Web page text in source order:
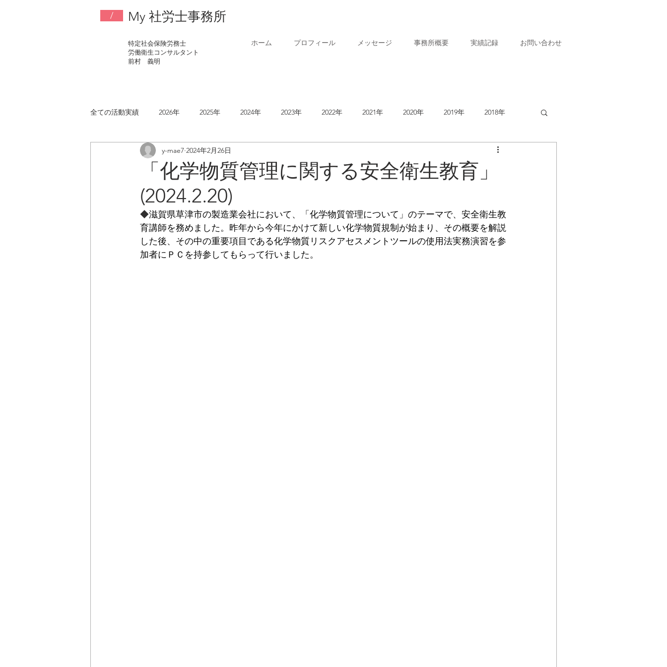
/ My 社労士事務所
特定社会保険労務士
労働衛生コンサルタント
​前村 義明
ホーム プロフィール メッセージ 事務所概要 実績記録 お問い合わせ
全ての活動実績 2026年 2025年 2024年 2023年 2022年 2021年 2020年 2019年 2018年
2016年 2015年
「化学物質管理に関する安全衛生教育」
(2024.2.20)
y-mae7 2024年2月26日
◆滋賀県草津市の製造業会社において、「化学物質管理について」のテーマで、安全衛生教
育講師を務めました。昨年から今年にかけて新しい化学物質規制が始まり、その概要を解説
した後、その中の重要項目である化学物質リスクアセスメントツールの使用法実務演習を参
加者にＰＣを持参してもらって行いました。